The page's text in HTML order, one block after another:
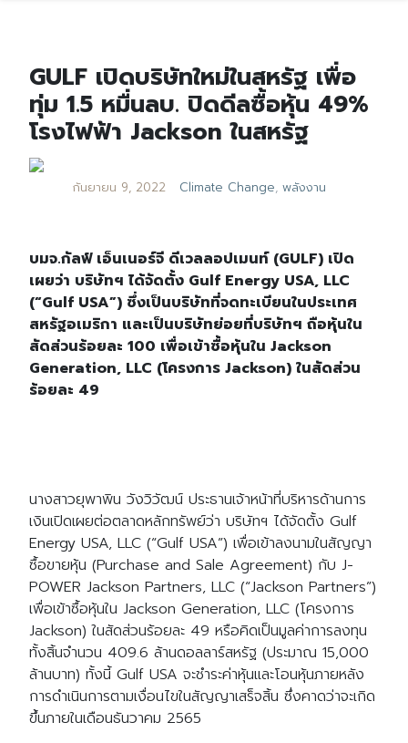
GULF เปิดบริษัทใหม่ในสหรัฐ เพื่อ
ทุ่ม 1.5 หมื่นลบ. ปิดดีลซื้อหุ้น 49%
โรงไฟฟ้า Jackson ในสหรัฐ
กันยายน 9, 2022 Climate Change, พลังงาน
บมจ.กัลฟ์ เอ็นเนอร์จี ดีเวลลอปเมนท์ (GULF) เปิด
เผยว่า บริษัทฯ ได้จัดตั้ง Gulf Energy USA, LLC
(“Gulf USA”) ซึ่งเป็นบริษัทที่จดทะเบียนในประเทศ
สหรัฐอเมริกา และเป็นบริษัทย่อยที่บริษัทฯ ถือหุ้นใน
สัดส่วนร้อยละ 100 เพื่อเข้าซื้อหุ้นใน Jackson
Generation, LLC (โครงการ Jackson) ในสัดส่วน
ร้อยละ 49
นางสาวยุพาพิน วังวิวัฒน์ ประธานเจ้าหน้าที่บริหารด้านการ
เงินเปิดเผยต่อตลาดหลักทรัพย์ว่า บริษัทฯ ได้จัดตั้ง Gulf
Energy USA, LLC (“Gulf USA”) เพื่อเข้าลงนามในสัญญา
ซื้อขายหุ้น (Purchase and Sale Agreement) กับ J-
POWER Jackson Partners, LLC (“Jackson Partners”)
เพื่อเข้าซื้อหุ้นใน Jackson Generation, LLC (โครงการ
Jackson) ในสัดส่วนร้อยละ 49 หรือคิดเป็นมูลค่าการลงทุน
ทั้งสิ้นจำนวน 409.6 ล้านดอลลาร์สหรัฐ (ประมาณ 15,000
ล้านบาท) ทั้งนี้ Gulf USA จะชำระค่าหุ้นและโอนหุ้นภายหลัง
การดำเนินการตามเงื่อนไขในสัญญาเสร็จสิ้น ซึ่งคาดว่าจะเกิด
ขึ้นภายในเดือนธันวาคม 2565